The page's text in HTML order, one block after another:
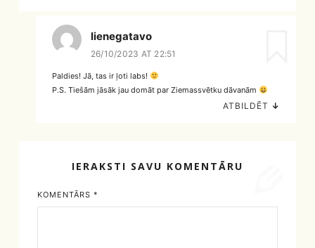
lienegatavo
26/10/2023 AT 22:51
Paldies! Jā, tas ir ļoti labs!
P.S. Tiešām jāsāk jau domāt par Ziemassvētku dāvanām
ATBILDĒT ↓
IERAKSTI SAVU KOMENTĀRU
KOMENTĀRS *